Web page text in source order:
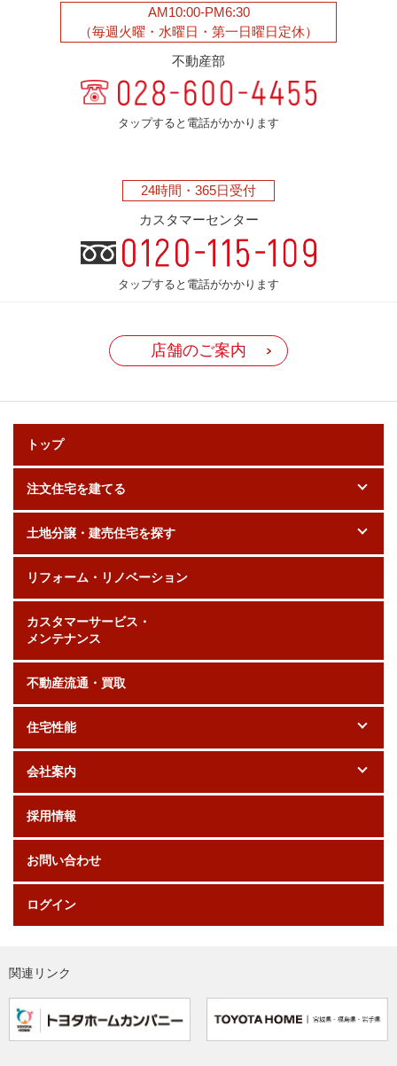
AM10:00-PM6:30
（毎週火曜・水曜日・第一日曜日定休）
不動産部
タップすると電話がかかります
24時間・ 365日受付
カスタマーセンター
タップすると電話がかかります
店舗のご案内
トップ
注文住宅を建てる
土地分譲・建売住宅を探す
リフォーム・リノベーション
カスタマーサービス・
メンテナンス
不動産流通・買取
住宅性能
会社案内
採用情報
お問い合わせ
ログイン
関連リンク